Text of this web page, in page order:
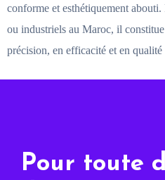
conforme et esthétiquement
ou industriels au Maroc, il
précision, en efficacité et en qualité
Pour toute